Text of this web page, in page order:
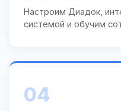
Настроим Диадок,
системой и обучим
04